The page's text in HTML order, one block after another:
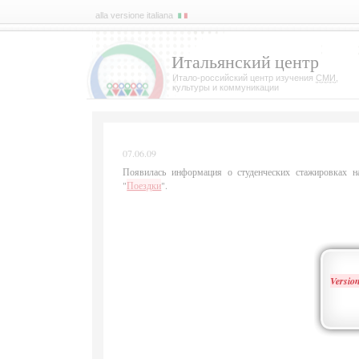
alla versione italiana
Итальянский центр
Итало-российский центр изучения СМИ
культуры и коммуникации
07.06.09
Появилась информация о студенческих стажировках
"Поездки".